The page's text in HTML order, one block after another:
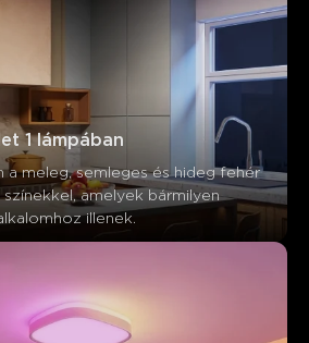
1 lámpában
a meleg, semleges és hideg fehér
amelyek bármilyen
illenek.